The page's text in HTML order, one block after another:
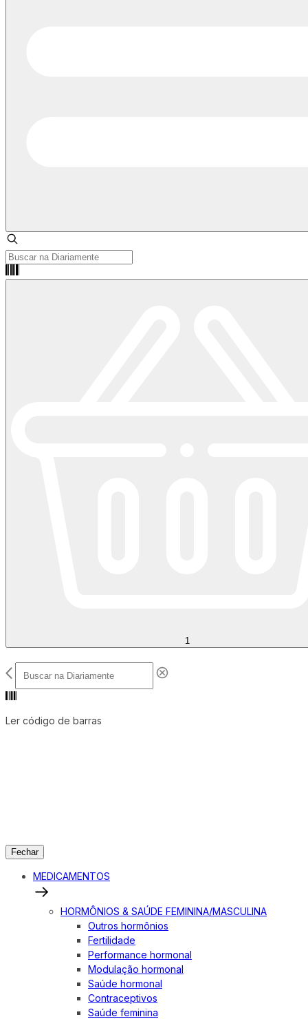
1
Ler código de barras
Fechar
MEDICAMENTOS
HORMÔNIOS & SAÚDE FEMININA/MASCULINA
Outros hormônios
Fertilidade
Performance hormonal
Modulação hormonal
Saúde hormonal
Contraceptivos
Saúde feminina